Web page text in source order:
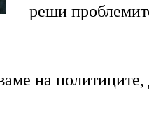
реши
на политиците,